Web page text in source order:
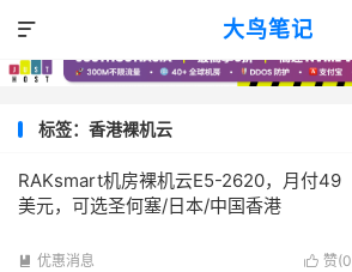
大鸟笔记

标签：香港裸机云
RAKsmart机房裸机云E5-2620，月付49
美元，可选圣何塞/日本/中国香港
 赞(0
 优惠消息